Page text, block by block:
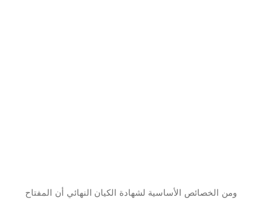
ومن الخصائص الأساسية لشهادة الكيان النهائي أن المفتاح